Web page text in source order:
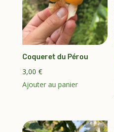
Coqueret du Pérou
3,00 €
Ajouter au panier